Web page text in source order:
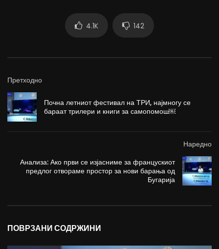
4.1K 142
Претходно
Почна летниот фестивал на ТРИ, најмногу се
бараат трилери и книги за самопомош￼
Наредно
Анализа: Ако први се изјасниме за францускиот
предлог отвораме простор за нови барања од
Бугарија
ПОВРЗАНИ СОДРЖИНИ